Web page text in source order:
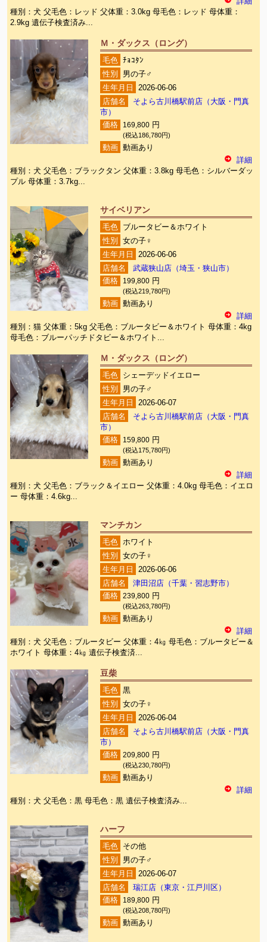
種別：犬 父毛色：レッド 父体重：3.0kg 母毛色：レッド 母体重：
2.9kg 遺伝子検査済み...
Ｍ・ダックス（ロング）
毛色 ﾁｮｺﾀﾝ
性別
男の子♂
生年月日
2026-06-06
店舗名
そよら古川橋駅前店（大阪・門真
市）
価格
169,800 円
(税込186,780円)
動画
動画あり
詳細
種別：犬 父毛色：ブラックタン 父体重：3.8kg 母毛色：シルバーダッ
プル 母体重：3.7kg...
サイベリアン
毛色
ブルータビー＆ホワイト
性別
女の子♀
生年月日
2026-06-06
店舗名
武蔵狭山店（埼玉・狭山市）
価格
199,800 円
(税込219,780円)
動画
動画あり
詳細
種別：猫 父体重：5kg 父毛色：ブルータビー＆ホワイト 母体重：4kg
母毛色：ブルーパッチドタビー＆ホワイト...
Ｍ・ダックス（ロング）
毛色
シェーデッドイエロー
性別
男の子♂
生年月日
2026-06-07
店舗名
そよら古川橋駅前店（大阪・門真
市）
価格
159,800 円
(税込175,780円)
動画
動画あり
詳細
種別：犬 父毛色：ブラック＆イエロー 父体重：4.0kg 母毛色：イエロ
ー 母体重：4.6kg...
マンチカン
毛色 ホワイト
性別
女の子♀
生年月日
2026-06-06
店舗名
津田沼店（千葉・習志野市）
価格 239,800 円
(税込263,780円)
動画
動画あり
詳細
種別：犬 父毛色：ブルータビー 父体重：4㎏ 母毛色：ブルータビー＆
ホワイト 母体重：4㎏ 遺伝子検査済...
豆柴
毛色 黒
性別
女の子♀
生年月日
2026-06-04
店舗名
そよら古川橋駅前店（大阪・門真
市）
価格 209,800 円
(税込230,780円)
動画
動画あり
詳細
種別：犬 父毛色：黒 母毛色：黒 遺伝子検査済み...
ハーフ
毛色
その他
性別
男の子♂
生年月日
2026-06-07
店舗名
瑞江店（東京・江戸川区）
価格
189,800 円
(税込208,780円)
動画 動画あり